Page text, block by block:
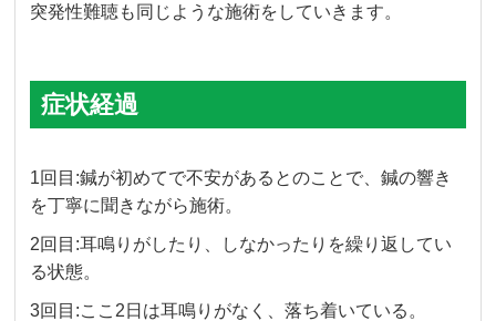
突発性難聴も同じような施術をしていきます。
症状経過
1回目:鍼が初めてで不安があるとのことで、鍼の響き
を丁寧に聞きながら施術。
2回目:耳鳴りがしたり、しなかったりを繰り返してい
る状態。
3回目:ここ2日は耳鳴りがなく、落ち着いている。